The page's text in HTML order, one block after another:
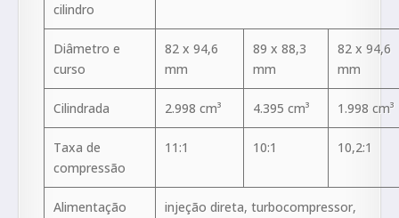
cilindro
Diâmetro e
curso
82 x 94,6
mm
89 x 88,3
mm
82 x 94,6
mm
Cilindrada 2.998 cm³ 4.395 cm³ 1.998 cm³
Taxa de
compressão
11:1 10:1 10,2:1
Alimentação
injeção direta, turbocompressor,